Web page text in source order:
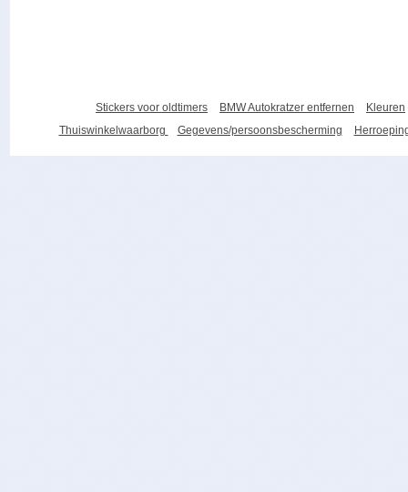
Stickers voor oldtimers BMW Autokratzer entfernen
Kleuren
Thuiswinkelwaarborg
Gegevens/persoonsbescherming